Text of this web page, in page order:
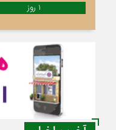
1 روز